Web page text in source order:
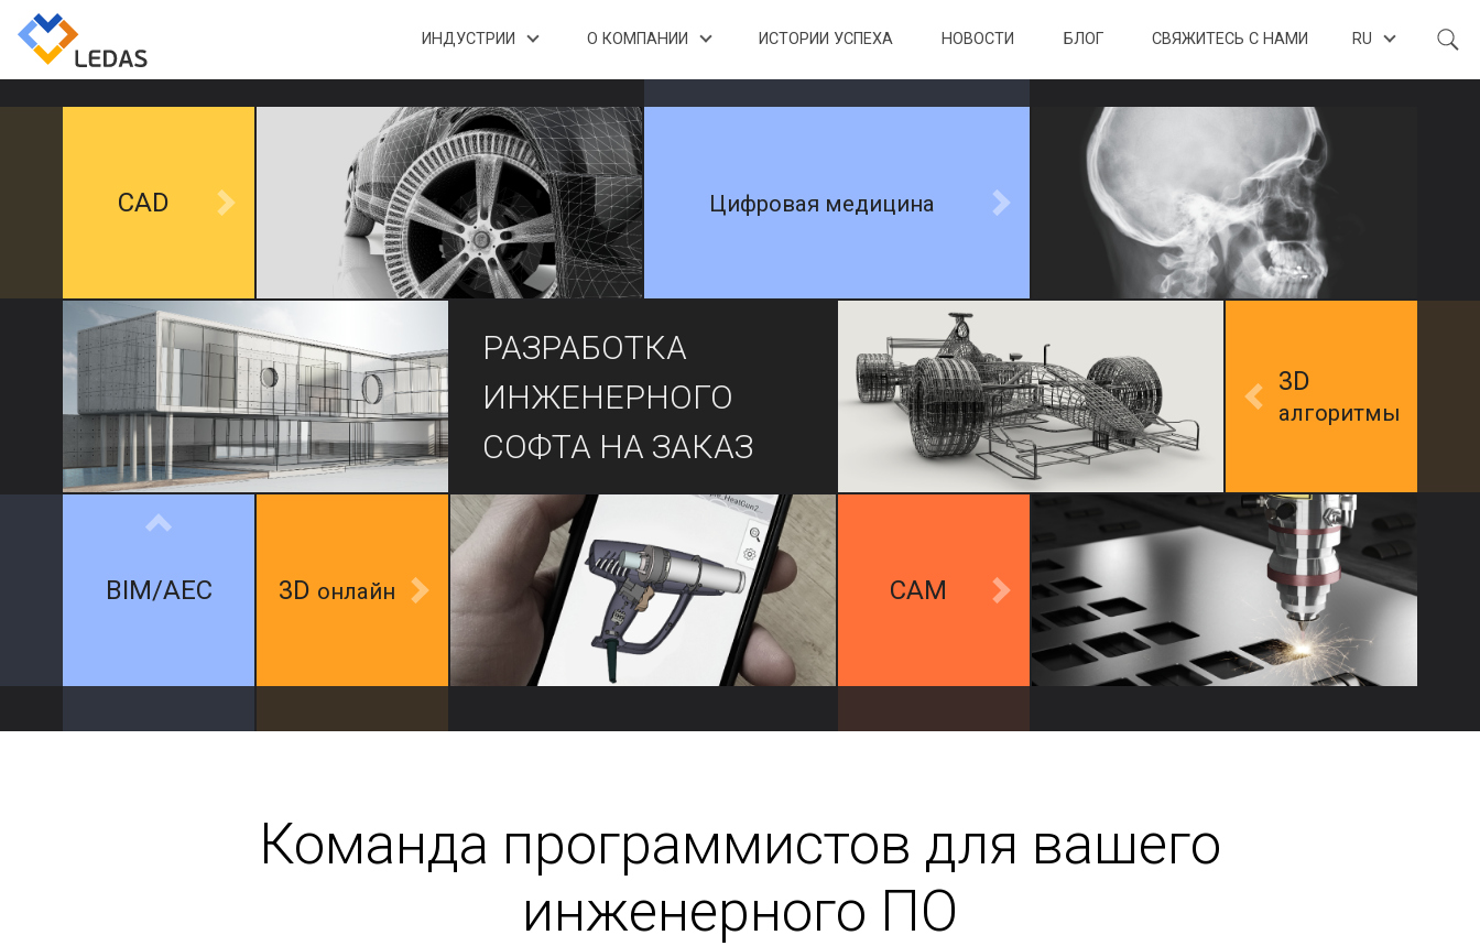
ИНДУСТРИИ О КОМПАНИИ ИСТОРИИ УСПЕХА НОВОСТИ БЛОГ СВЯЖИТЕСЬ С НАМИ RU
CAD Цифровая медицина
РАЗРАБОТКА
ИНЖЕНЕРНОГО
СОФТА НА ЗАКАЗ
3D
алгоритмы
BIM/AEC 3D онлайн CAM
Команда программистов для вашего
инженерного ПО